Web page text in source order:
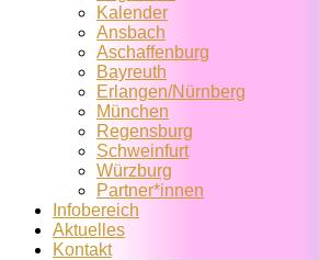
Kalender
Ansbach
Aschaffenburg
Bayreuth
Erlangen/Nürnberg
München
Regensburg
Schweinfurt
Würzburg
Partner*innen
Infobereich
Aktuelles
Kontakt